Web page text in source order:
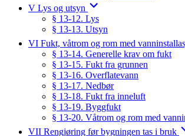
V Lys og utsyn
§ 13-12. Lys
§ 13-13. Utsyn
VI Fukt, våtrom og rom med
§ 13-14. Generelle krav om fukt
§ 13-15. Fukt fra grunnen
§ 13-16. Overflatevann
§ 13-17. Nedbør
§ 13-18. Fukt fra inneluft
§ 13-19. Byggfukt
§ 13-20. Våtrom og rom med
VII Rengjøring før bygningen tas i bruk